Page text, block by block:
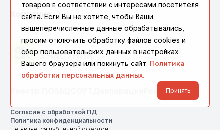
Компания
Реквизиты
Согласие с обработкой ПД
Политика конфиденциальности
товаров в соответствии с интересами посетителя
сайта. Если Вы не хотите, чтобы Ваши
вышеперечисленные данные обрабатывались,
просим отключить обработку файлов cookies и
сбор пользовательских данных в настройках
Вашего браузера или покинуть сайт. Политика
обработки персональных данных.
Принять